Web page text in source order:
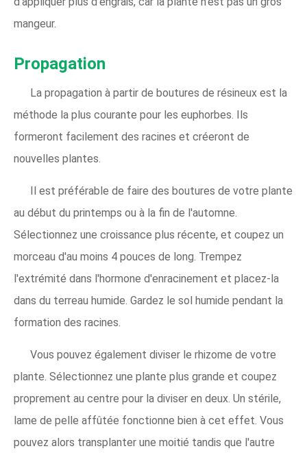
mangeur.
Propagation
La propagation à partir de boutures de résineux est la
méthode la plus courante pour les euphorbes. Ils
formeront facilement des racines et créeront de
nouvelles plantes.
Il est préférable de faire des boutures de votre plante
au début du printemps ou à la fin de l'automne.
Sélectionnez une croissance plus récente, et coupez un
morceau d'au moins 4 pouces de long. Trempez
l'extrémité dans l'hormone d'enracinement et placez-la
dans du terreau humide. Gardez le sol humide pendant la
formation des racines.
Vous pouvez également diviser le rhizome de votre
plante. Sélectionnez une plante plus grande et coupez
proprement au centre pour la diviser en deux. Un stérile,
lame de pelle affûtée fonctionne bien à cet effet. Vous
pouvez alors transplanter une moitié tandis que l'autre